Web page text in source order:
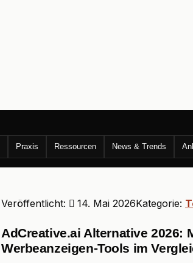
Praxis Ressourcen News & Trends
Veröffentlicht: 14. Mai 2026Kategorie:
AdCreative.ai Alternative 2026:
Werbeanzeigen-Tools im